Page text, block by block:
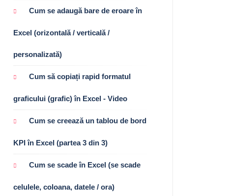
Cum se adaugă bare de eroare în
Excel (orizontală / verticală /
personalizată)
Cum să copiați rapid formatul
graficului (grafic) în Excel - Video
Cum se creează un tablou de bord
KPI în Excel (partea 3 din 3)
Cum se scade în Excel (se scade
celulele, coloana, datele / ora)